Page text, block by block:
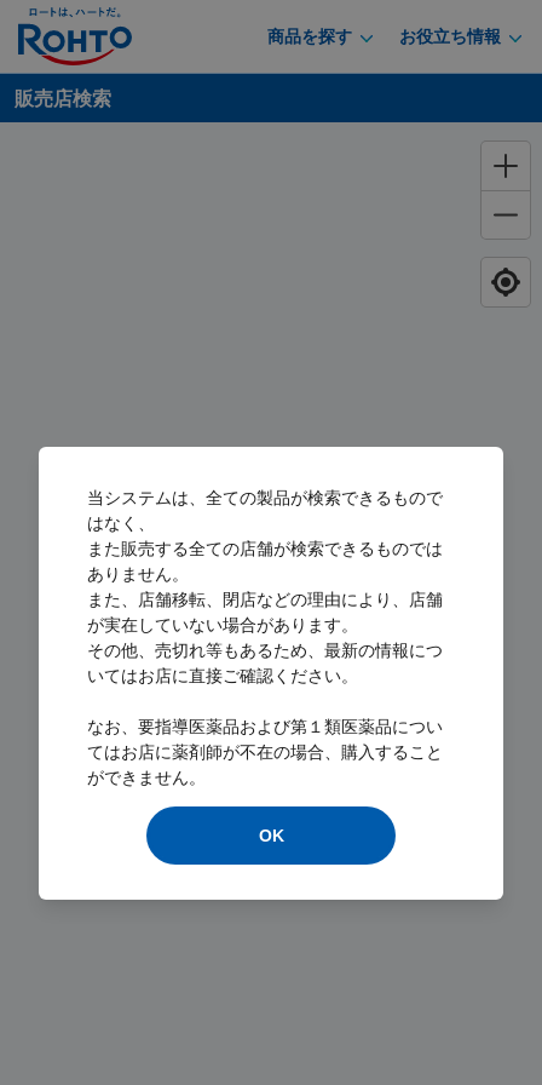
商品を探す お役立ち情報
販売店検索
Loading...
当システムは、全ての製品が検索できるもので
はなく、
また販売する全ての店舗が検索できるものでは
ありません。
また、店舗移転、閉店などの理由により、店舗
が実在していない場合があります。
その他、売切れ等もあるため、最新の情報につ
いてはお店に直接ご確認ください。
なお、要指導医薬品および第１類医薬品につい
てはお店に薬剤師が不在の場合、購入すること
ができません。
OK